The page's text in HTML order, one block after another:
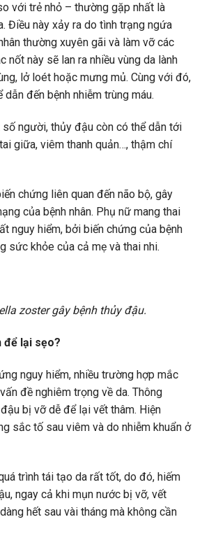
với trẻ nhỏ – thường gặp nhất là
Điều này xảy ra do tình trạng ngứa
thường xuyên gãi và làm vỡ các
nốt này sẽ lan ra nhiều vùng da lành
lở loét hoặc mưng mủ. Cùng với đó,
dẫn đến bệnh nhiễm trùng máu.
số người, thủy đậu còn có thể dẫn tới
giữa, viêm thanh quản…, thậm chí
chứng liên quan đến não bộ, gây
của bệnh nhân. Phụ nữ mang thai
nguy hiểm, bởi biến chứng của bệnh
sức khỏe của cả mẹ và thai nhi.
zoster gây bệnh thủy đậu.
để lại sẹo?
nguy hiểm, nhiều trường hợp mắc
đề nghiêm trọng về da. Thông
bị vỡ dễ để lại vết thâm. Hiện
sắc tố sau viêm và do nhiễm khuẩn ở
trình tái tạo da rất tốt, do đó, hiếm
ngay cả khi mụn nước bị vỡ, vết
hết sau vài tháng mà không cần